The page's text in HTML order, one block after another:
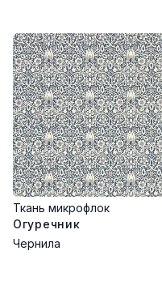
Ткань микрофлок
Огуречник
Чернила